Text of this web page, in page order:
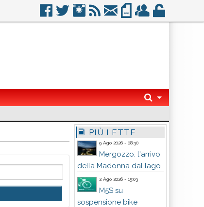
PIÙ LETTE
9 Ago 2026 - 08:30
Mergozzo: l'arrivo
della Madonna dal lago
2 Ago 2026 - 15:03
M5S su
sospensione bike